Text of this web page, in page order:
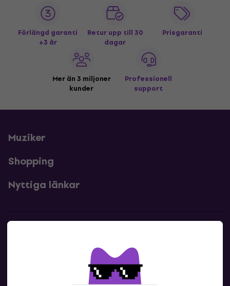
Förlängd garanti
+3 år
Retur upp till 30
dagar
Prisgaranti
Mer än 3 miljoner
kunder
Professionell
support
Muziker
Shopping
Nyttiga länkar
Kontakta oss